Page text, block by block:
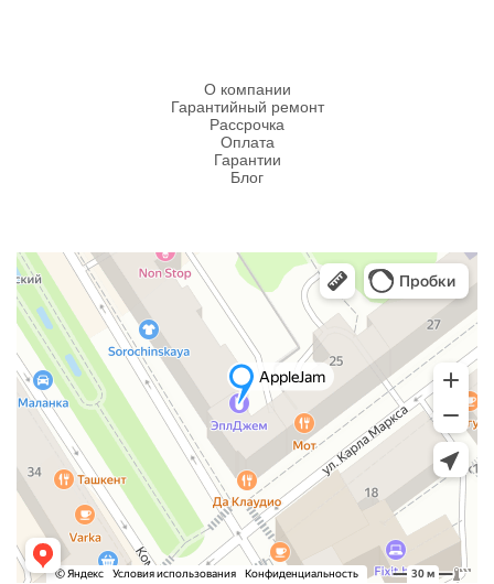
О компании
Гарантийный ремонт
Рассрочка
Оплата
Гарантии
Блог